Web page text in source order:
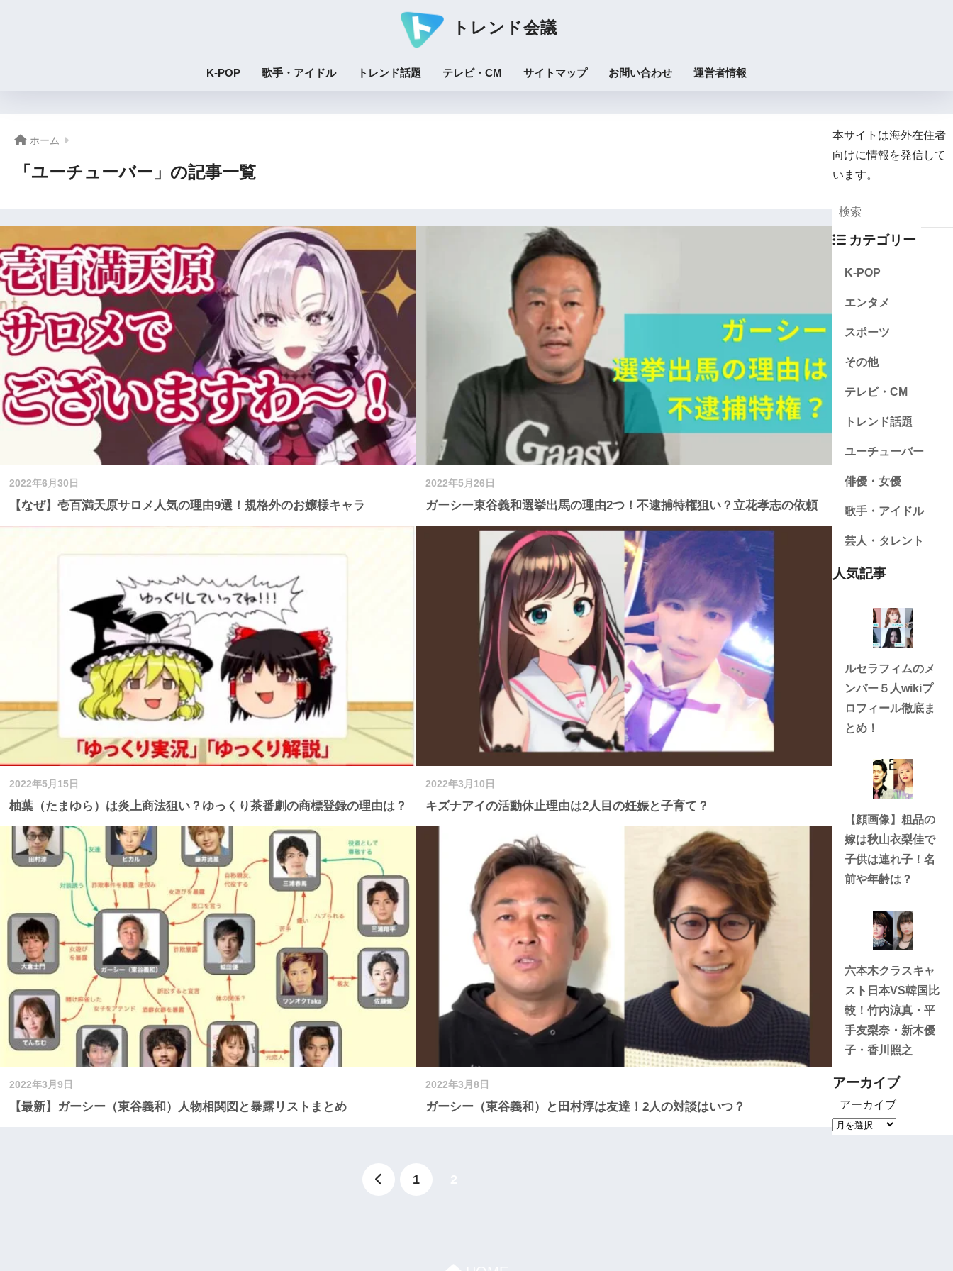
トレンド会議
K-POP 歌手・アイドル トレンド話題 テレビ・CM サイトマップ お問い合わせ 運営者情報
ホーム
「ユーチューバー」の記事一覧
2022年6月30日
【なぜ】壱百満天原サロメ人気の理由9選！規格外のお嬢様キャラ
2022年5月26日
ガーシー東谷義和選挙出馬の理由2つ！不逮捕特権狙い？立花孝志の依頼
2022年5月15日
柚葉（たまゆら）は炎上商法狙い？ゆっくり茶番劇の商標登録の理由は？
2022年3月10日
キズナアイの活動休止理由は2人目の妊娠と子育て？
2022年3月9日
【最新】ガーシー（東谷義和）人物相関図と暴露リストまとめ
2022年3月8日
ガーシー（東谷義和）と田村淳は友達！2人の対談はいつ？
1
本サイトは海外在住者
向けに情報を発信して
います。
カテゴリー
K-POP
エンタメ
スポーツ
その他
テレビ・CM
トレンド話題
ユーチューバー
俳優・女優
歌手・アイドル
芸人・タレント
人気記事
ルセラフィムのメ
ンバー５人wikiプ
ロフィール徹底ま
とめ！
【顔画像】粗品の
嫁は秋山衣梨佳で
子供は連れ子！名
前や年齢は？
六本木クラスキャ
スト日本VS韓国比
較！竹内涼真・平
手友梨奈・新木優
子・香川照之
アーカイブ
アーカイブ